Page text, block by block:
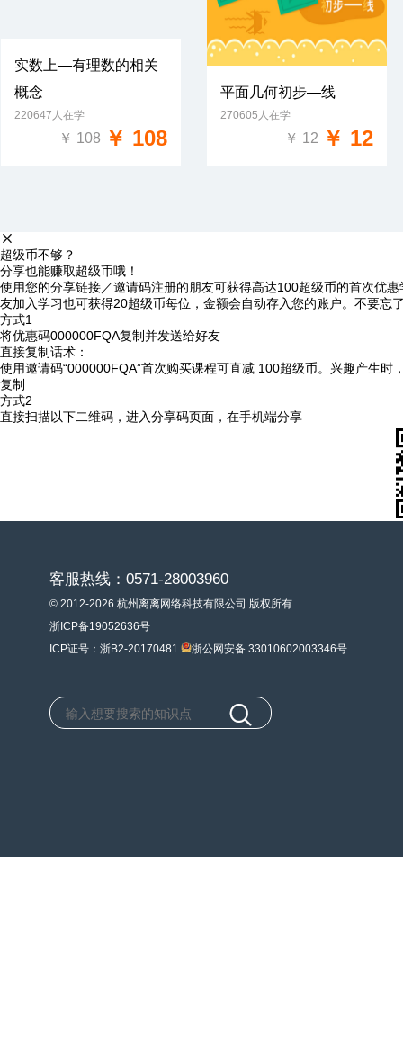
实数上—有理数的相关
概念
220647人在学
￥ 108 ￥ 108
免费试学
平面几何初步—线
270605人在学
￥ 12 ￥ 12
超级币不够？
分享也能赚取超级币哦！
使用您的分享链接／邀请码注册的朋友可获得高达100超级币的首次优
友加入学习也可获得20超级币每位，金额会自动存入您的账户。不要忘
方式1
将优惠码000000FQA复制并发送给好友
直接复制话术：
使用邀请码“000000FQA”首次购买课程可直减 100超级币。兴趣产生时
复制
方式2
直接扫描以下二维码，进入分享码页面，在手机端分享
客服热线：0571-28003960
© 2012-2026 杭州离离网络科技有限公司 版权所有
浙ICP备19052636号
ICP证号：浙B2-20170481
浙公网安备 33010602003346号